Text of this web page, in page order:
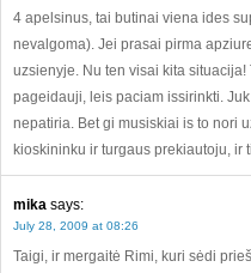
4 apelsinus, tai butinai viena ides
nevalgoma). Jei prasai pirma
uzsienyje. Nu ten visai kita
pageidauji, leis paciam issirinkti.
nepatiria. Bet gi musiskiai is to nori
kioskininku ir turgaus prekiautoju, ir
mika says:
July 28, 2009 at 08:26
Taigi, ir mergaitė Rimi, kuri sėdi